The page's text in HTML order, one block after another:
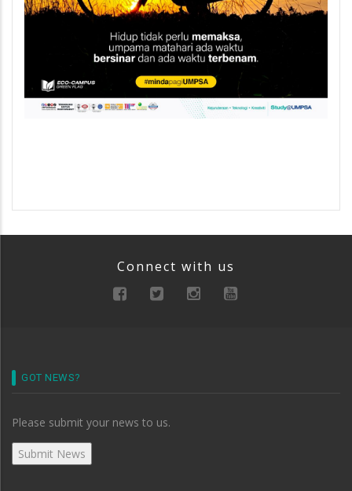
Connect with us
GOT NEWS?
Please submit your news to us.